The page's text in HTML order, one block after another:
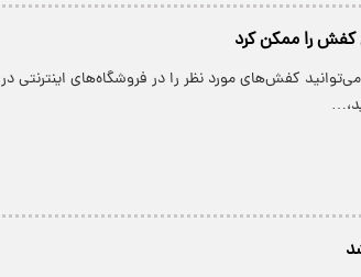
را ممکن کرد
کفش‌های مورد نظر را در فروشگاه‌های اینترنتی در